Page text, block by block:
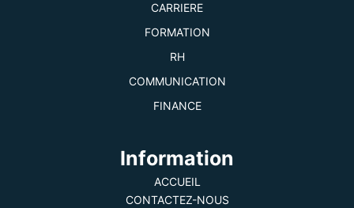
CARRIERE
FORMATION
RH
COMMUNICATION
FINANCE
Information
ACCUEIL
CONTACTEZ-NOUS